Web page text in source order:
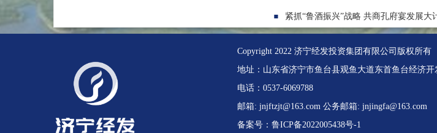
紧抓“鲁酒振兴”战略 共商孔府宴发展大
Copyright 2022 济宁经发投资集团有限公司版权所有
地址：山东省济宁市鱼台县观鱼大道东首鱼台经济
电话：0537-6069788
邮箱: jnjftzjt@163.com 公务邮箱: jnjingfa@163.com
备案号：鲁ICP备2022005438号-1